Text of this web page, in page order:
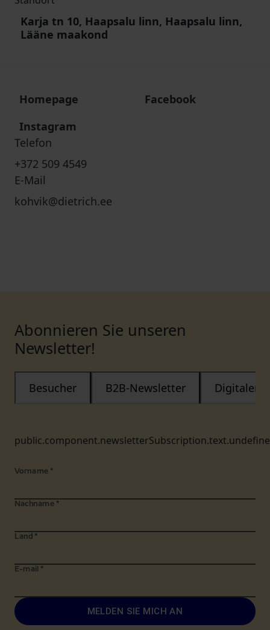
Karja tn 10, Haapsalu linn, Haapsalu linn,
Lääne maakond
Homepage
Facebook
Instagram
Telefon
+372 509 4549
E-Mail
kohvik@dietrich.ee
Abonnieren Sie unseren
Newsletter!
Besucher B2B-Newsletter Digitaler
Vorname *
Nachname *
Land *
E-mail *
MELDEN SIE MICH AN